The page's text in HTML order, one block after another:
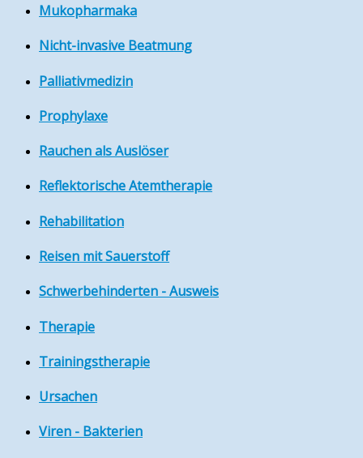
Mukopharmaka
Nicht-invasive Beatmung
Palliativmedizin
Prophylaxe
Rauchen als Auslöser
Reflektorische Atemtherapie
Rehabilitation
Reisen mit Sauerstoff
Schwerbehinderten - Ausweis
Therapie
Trainingstherapie
Ursachen
Viren - Bakterien